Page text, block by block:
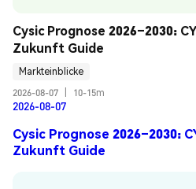
Cysic Prognose 2026–2030:
Zukunft Guide
Markteinblicke
2026-08-07
10-15m
2026-08-07
Cysic Prognose 2026–2030:
Zukunft Guide